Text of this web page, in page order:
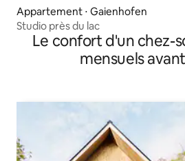
Appartement ⋅ Gaienhofen
Studio près du lac
Le confort d'un chez-
mensuels